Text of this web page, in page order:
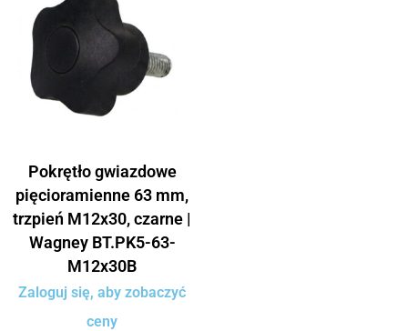
Pokrętło gwiazdowe
pięcioramienne 63 mm,
trzpień M12x30, czarne |
Wagney BT.PK5-63-
M12x30B
Zaloguj się, aby zobaczyć
ceny